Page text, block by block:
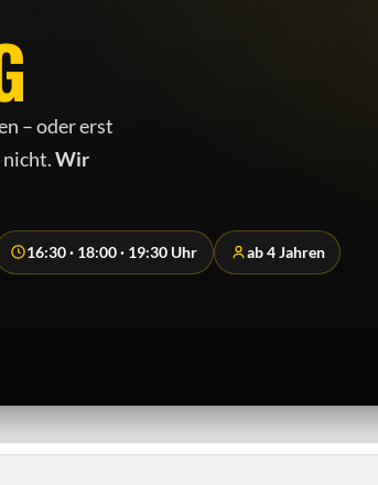
– oder erst
nicht.Wir
16:30 · 18:00 · 19:30 Uhr ab 4 Jahren